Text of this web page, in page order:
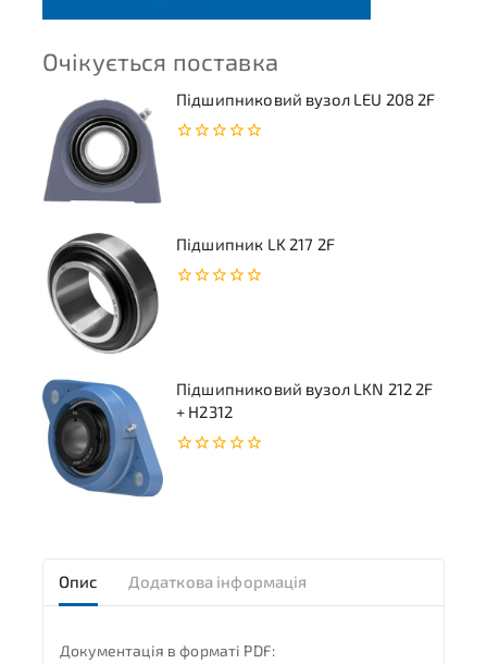
Очікується поставка
Підшипниковий вузол LEU 208 2F
Підшипник LK 217 2F
Підшипниковий вузол LKN 212 2F
+ H2312
Опис Додаткова інформація
Документація в форматі PDF: